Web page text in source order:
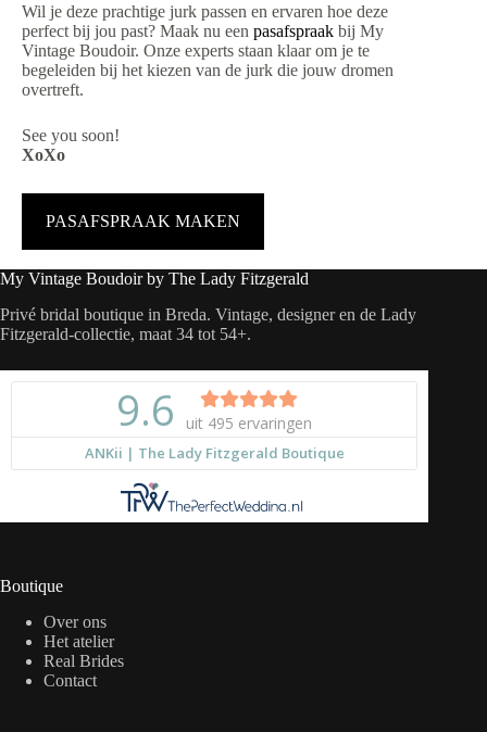
Wil je deze prachtige jurk passen en ervaren hoe deze
perfect bij jou past? Maak nu een pasafspraak bij My
Vintage Boudoir. Onze experts staan klaar om je te
begeleiden bij het kiezen van de jurk die jouw dromen
overtreft.
See you soon!
XoXo
PASAFSPRAAK MAKEN
My Vintage Boudoir by The Lady Fitzgerald
Privé bridal boutique in Breda. Vintage, designer en de Lady
Fitzgerald-collectie, maat 34 tot 54+.
Boutique
Over ons
Het atelier
Real Brides
Contact